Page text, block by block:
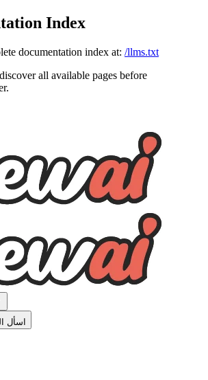
Index
documentation index at: /llms.txt
all available pages before
اسأل